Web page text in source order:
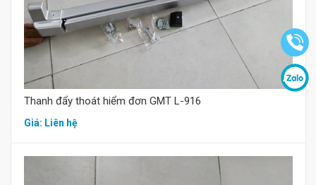
Thanh đẩy thoát hiểm đơn GMT L-916
Giá: Liên hệ